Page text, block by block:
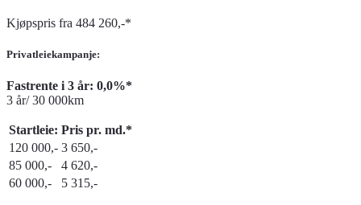
Kjøpspris fra 484 260,-*
Privatleiekampanje:
Fastrente i 3 år: 0,0%*
3 år/ 30 000km
Startleie: Pris pr. md.*
120 000,- 3 650,-
85 000,-
4 620,-
60 000,-
5 315,-